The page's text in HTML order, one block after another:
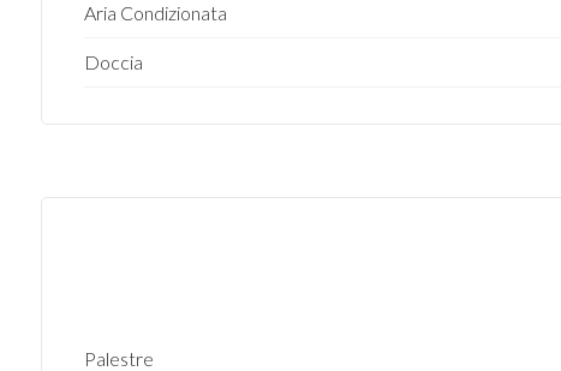
Aria Condizionata
Doccia
Palestre